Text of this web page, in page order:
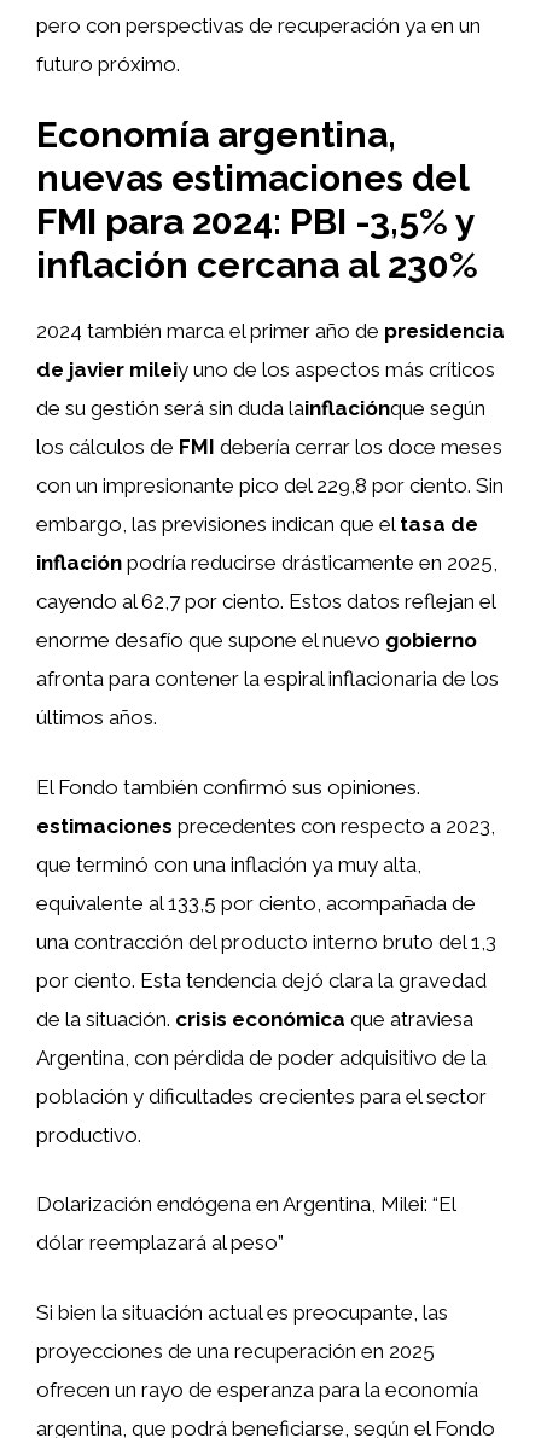
pero con perspectivas de recuperación ya en un
futuro próximo.
Economía argentina,
nuevas estimaciones del
FMI para 2024: PBI -3,5% y
inflación cercana al 230%
2024 también marca el primer año de presidencia
de javier mileiy uno de los aspectos más críticos
de su gestión será sin duda lainflaciónque según
los cálculos de FMI debería cerrar los doce meses
con un impresionante pico del 229,8 por ciento. Sin
embargo, las previsiones indican que el tasa de
inflación podría reducirse drásticamente en 2025,
cayendo al 62,7 por ciento. Estos datos reflejan el
enorme desafío que supone el nuevo gobierno
afronta para contener la espiral inflacionaria de los
últimos años.
El Fondo también confirmó sus opiniones.
estimaciones precedentes con respecto a 2023,
que terminó con una inflación ya muy alta,
equivalente al 133,5 por ciento, acompañada de
una contracción del producto interno bruto del 1,3
por ciento. Esta tendencia dejó clara la gravedad
de la situación. crisis económica que atraviesa
Argentina, con pérdida de poder adquisitivo de la
población y dificultades crecientes para el sector
productivo.
Dolarización endógena en Argentina, Milei: “El
dólar reemplazará al peso”
Si bien la situación actual es preocupante, las
proyecciones de una recuperación en 2025
ofrecen un rayo de esperanza para la economía
argentina, que podrá beneficiarse, según el Fondo